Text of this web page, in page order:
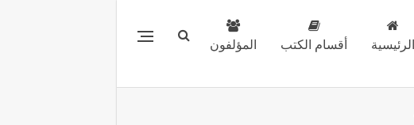
الرئيسية أقسام الكتب المؤلفون